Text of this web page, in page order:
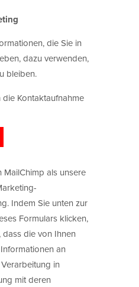
die Sie in
dazu verwenden,
bleiben.
Kontaktaufnahme
MailChimp als unsere
Indem Sie unten zur
Formulars klicken,
dass die von Ihnen
an
in
mit deren